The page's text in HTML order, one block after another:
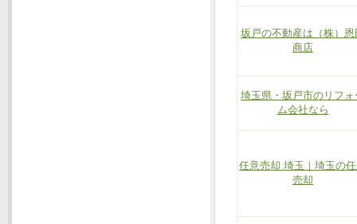
坂戸の不動産は（株）恩
商店
埼玉県・坂戸市のリフォ
ム会社なら
任意売却 埼玉｜埼玉の
売却